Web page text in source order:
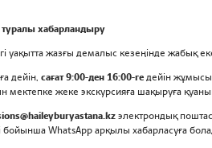
хабарландыру
уақытта жазғы демалыс кезеңінде жабық
дейін, сағат 9:00-ден 16:00-ге дейін
мектепке жеке экскурсияға шақыруға
электрондық
бойынша WhatsApp арқылы хабарласуға